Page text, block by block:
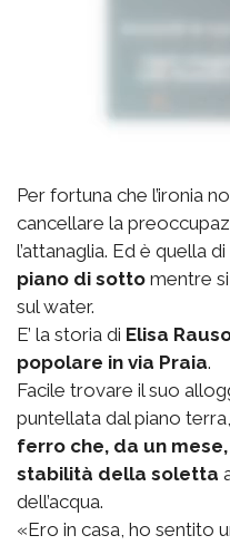
Per fortuna che l’ironia
cancellare la
l’attanaglia. Ed è quella di
piano di sotto mentre
sul water.
E’ la storia di Elisa
popolare in via Praia.
Facile trovare il suo
puntellata dal piano
ferro che, da un
stabilità della soletta
dell’acqua.
«Ero in casa, ho sentito